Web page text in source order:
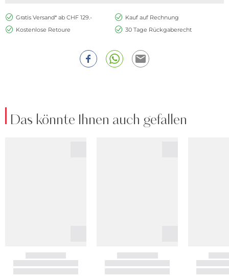
Gratis Versand* ab CHF 129.-
Kauf auf Rechnung
Kostenlose Retoure
30 Tage Rückgaberecht
Das könnte Ihnen auch gefallen